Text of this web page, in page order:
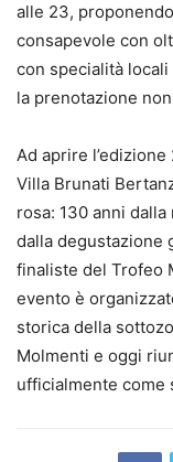
alle 23,
consapevole con
con specialità
la prenotazione
Ad aprire
Villa Brunati
rosa: 130 anni
dalla degustazione
finaliste del Trofeo
evento è
storica della
Molmenti e oggi
ufficialmente come